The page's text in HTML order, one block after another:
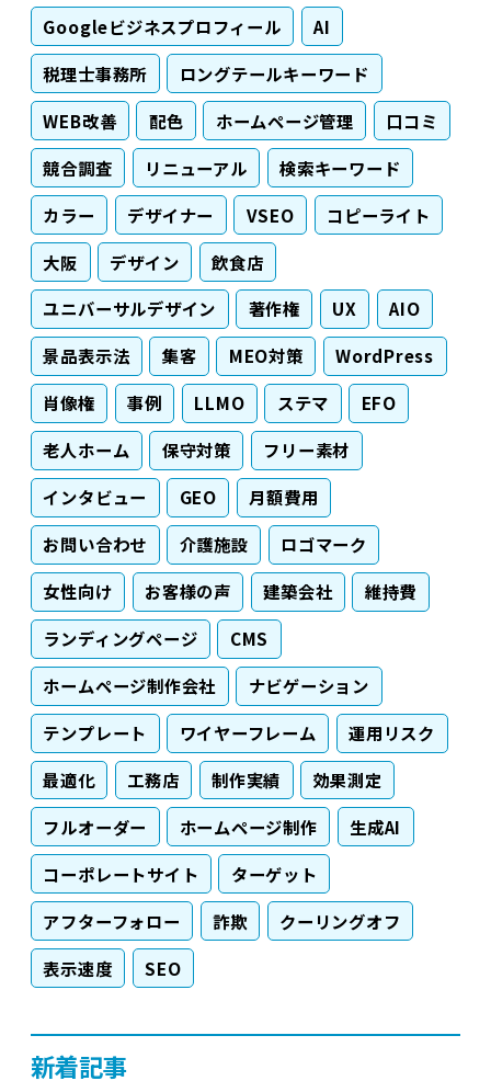
Googleビジネスプロフィール
AI
税理士事務所
ロングテールキーワード
WEB改善
配色 ホームページ管理
口コミ
競合調査
リニューアル
検索キーワード
カラー
デザイナー VSEO
コピーライト
大阪
デザイン
飲食店
ユニバーサルデザイン
著作権 UX
AIO
景品表示法
集客 MEO対策
WordPress
肖像権
事例 LLMO ステマ
EFO
老人ホーム
保守対策
フリー素材
インタビュー
GEO
月額費用
お問い合わせ
介護施設
ロゴマーク
女性向け
お客様の声 建築会社
維持費
ランディングページ
CMS
ホームページ制作会社
ナビゲーション
テンプレート
ワイヤーフレーム
運用リスク
最適化
工務店 制作実績
効果測定
フルオーダー
ホームページ制作
生成AI
コーポレートサイト
ターゲット
アフターフォロー
詐欺
クーリングオフ
表示速度
SEO
新着記事